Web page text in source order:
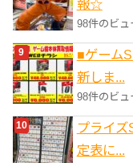
報☆
98件のビュ
■ゲーム
新しま...
98件のビュ
プライ
定表に...